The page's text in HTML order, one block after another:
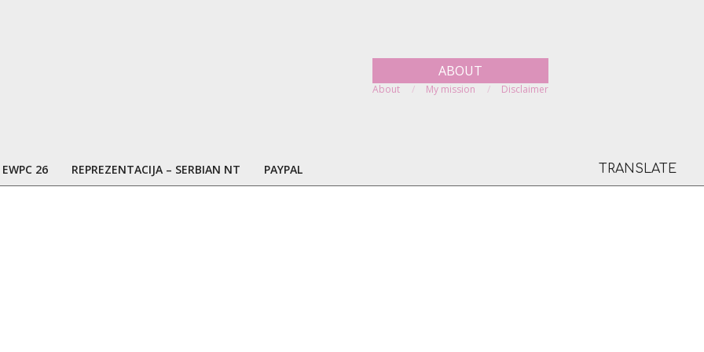
ABOUT
About My mission Disclaimer
EWPC 26 REPREZENTACIJA – SERBIAN NT PAYPAL TRANSLATE